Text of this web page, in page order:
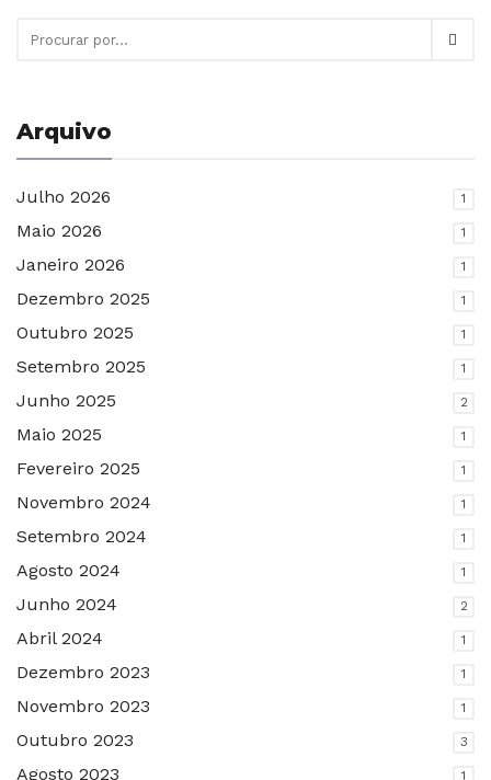
Arquivo
Julho 2026 1
Maio 2026 1
Janeiro 2026 1
Dezembro 2025 1
Outubro 2025 1
Setembro 2025 1
Junho 2025 2
Maio 2025 1
Fevereiro 2025 1
Novembro 2024 1
Setembro 2024 1
Agosto 2024 1
Junho 2024 2
Abril 2024 1
Dezembro 2023 1
Novembro 2023 1
Outubro 2023 3
Agosto 2023 1